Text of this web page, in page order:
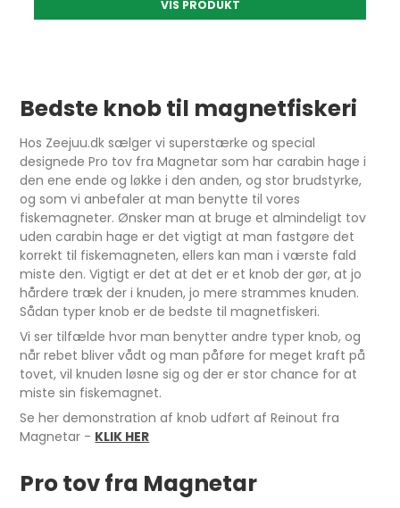
VIS PRODUKT
Bedste knob til magnetfiskeri
Hos Zeejuu.dk sælger vi superstærke og special
designede Pro tov fra Magnetar som har carabin hage i
den ene ende og løkke i den anden, og stor brudstyrke,
og som vi anbefaler at man benytte til vores
fiskemagneter. Ønsker man at bruge et almindeligt tov
uden carabin hage er det vigtigt at man fastgøre det
korrekt til fiskemagneten, ellers kan man i værste fald
miste den. Vigtigt er det at det er et knob der gør, at jo
hårdere træk der i knuden, jo mere strammes knuden.
Sådan typer knob er de bedste til magnetfiskeri.
Vi ser tilfælde hvor man benytter andre typer knob, og
når rebet bliver vådt og man påføre for meget kraft på
tovet, vil knuden løsne sig og der er stor chance for at
miste sin fiskemagnet.
Se her demonstration af knob udført af Reinout fra
Magnetar - KLIK HER
Pro tov fra Magnetar